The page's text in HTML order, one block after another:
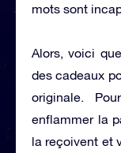
mots sont
Alors, voici
des cadeaux
originale.
enflammer la
la reçoivent et